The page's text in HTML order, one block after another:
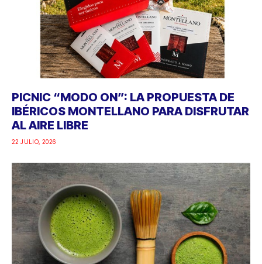
PICNIC “MODO ON”: LA PROPUESTA DE
IBÉRICOS MONTELLANO PARA DISFRUTAR
AL AIRE LIBRE
22 JULIO, 2026